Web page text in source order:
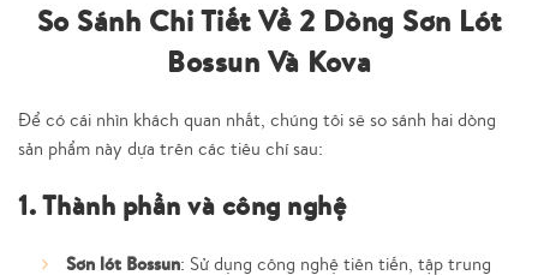
So Sánh Chi Tiết Về 2 Dòng Sơn Lót
Bossun Và Kova
Để có cái nhìn khách quan nhất, chúng tôi sẽ so sánh hai dòng
sản phẩm này dựa trên các tiêu chí sau:
1. Thành phần và công nghệ
Sơn lót Bossun: Sử dụng công nghệ tiên tiến, tập trung